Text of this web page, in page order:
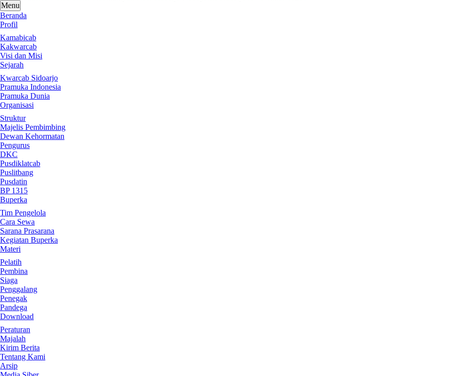
Menu
Beranda
Profil
Kamabicab
Kakwarcab
Visi dan Misi
Sejarah
Kwarcab Sidoarjo
Pramuka Indonesia
Pramuka Dunia
Organisasi
Struktur
Majelis Pembimbing
Dewan Kehormatan
Pengurus
DKC
Pusdiklatcab
Puslitbang
Pusdatin
BP 1315
Buperka
Tim Pengelola
Cara Sewa
Sarana Prasarana
Kegiatan Buperka
Materi
Pelatih
Pembina
Siaga
Penggalang
Penegak
Pandega
Download
Peraturan
Majalah
Kirim Berita
Tentang Kami
Arsip